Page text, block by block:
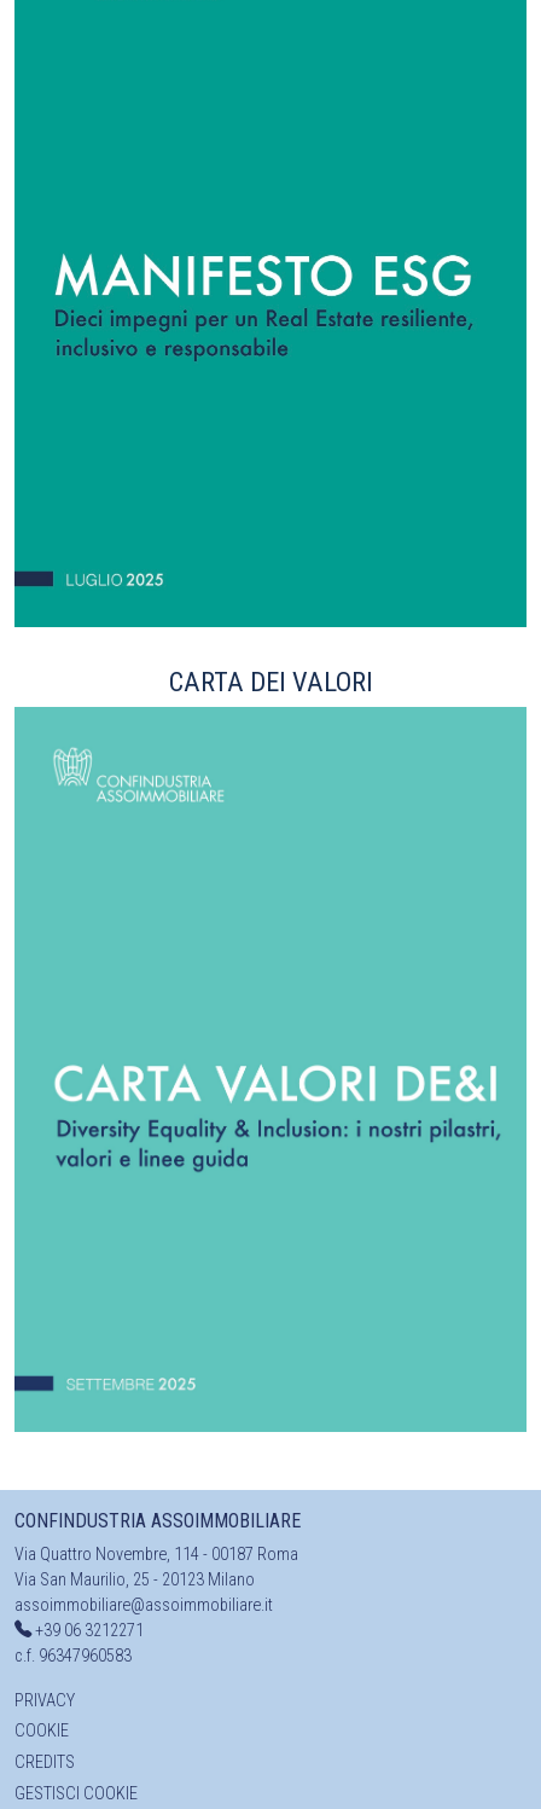
CARTA DEI VALORI
CONFINDUSTRIA ASSOIMMOBILIARE
Via Quattro Novembre, 114 - 00187 Roma
Via San Maurilio, 25 - 20123 Milano
assoimmobiliare@assoimmobiliare.it
+39 06 3212271
c.f. 96347960583
PRIVACY
COOKIE
CREDITS
GESTISCI COOKIE